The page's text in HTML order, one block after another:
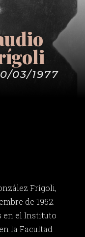
03/1977
Frígoli,
de 1952.
en el Instituto
la Facultad